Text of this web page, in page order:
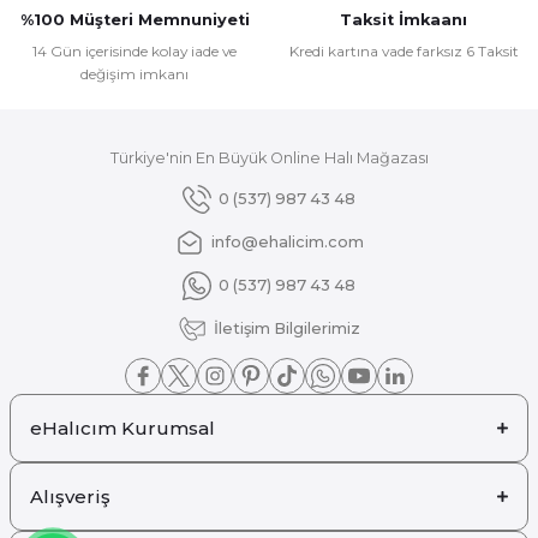
Gönder
%100 Müşteri Memnuniyeti
14 Gün içerisinde kolay iade ve
değişim imkanı
Taksit İmkaanı
Kredi kartına vade farksız 6 Taksit
Türkiye'nin En Büyük Online Halı Mağazası
0 (537) 987 43 48
info@ehalicim.com
0 (537) 987 43 48
İletişim Bilgilerimiz
eHalıcım Kurumsal
Alışveriş